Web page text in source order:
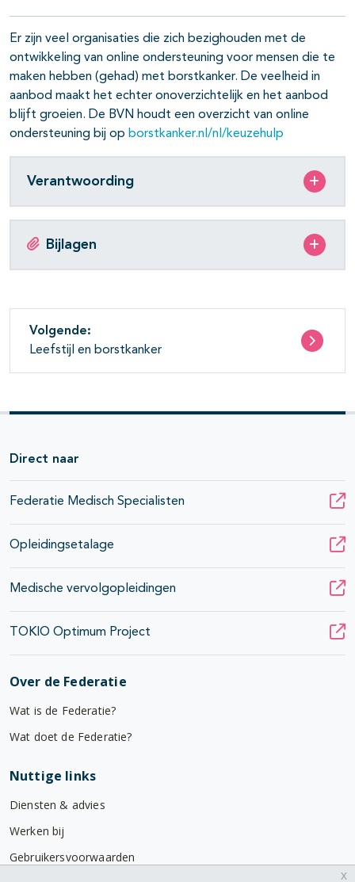
Er zijn veel organisaties die zich bezighouden met de
ontwikkeling van online ondersteuning voor mensen die te
maken hebben (gehad) met borstkanker. De veelheid in
aanbod maakt het echter onoverzichtelijk en het aanbod
blijft groeien. De BVN houdt een overzicht van online
ondersteuning bij op borstkanker.nl/nl/keuzehulp
Verantwoording
Bijlagen
Volgende:
Leefstijl en borstkanker
Direct naar
Federatie Medisch Specialisten
Opleidingsetalage
Medische vervolgopleidingen
TOKIO Optimum Project
Over de Federatie
Wat is de Federatie?
Wat doet de Federatie?
Nuttige links
Diensten & advies
Werken bij
Gebruikersvoorwaarden
x